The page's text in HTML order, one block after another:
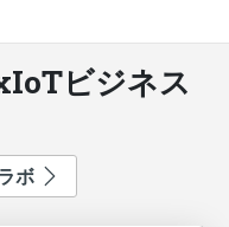
ビジネス
ボ